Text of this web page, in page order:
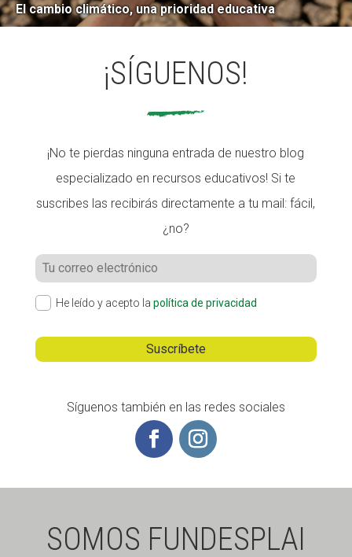
El cambio climático, una prioridad educativa
¡SÍGUENOS!
¡No te pierdas ninguna entrada de nuestro blog
especializado en recursos educativos! Si te
suscribes las recibirás directamente a tu mail: fácil,
¿no?
He leído y acepto la política de privacidad
Síguenos también en las redes sociales
SOMOS FUNDESPLAI